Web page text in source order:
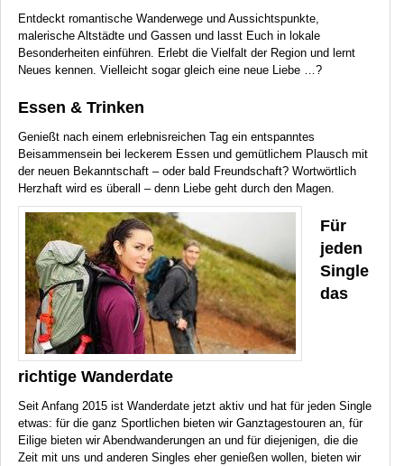
Entdeckt romantische Wanderwege und Aussichtspunkte,
malerische Altstädte und Gassen und lasst Euch in lokale
Besonderheiten einführen. Erlebt die Vielfalt der Region und lernt
Neues kennen. Vielleicht sogar gleich eine neue Liebe …?
Essen & Trinken
Genießt nach einem erlebnisreichen Tag ein entspanntes
Beisammensein bei leckerem Essen und gemütlichem Plausch mit
der neuen Bekanntschaft – oder bald Freundschaft? Wortwörtlich
Herzhaft wird es überall – denn Liebe geht durch den Magen.
Für
jeden
Single
das
richtige Wanderdate
Seit Anfang 2015 ist Wanderdate jetzt aktiv und hat für jeden Single
etwas: für die ganz Sportlichen bieten wir Ganztagestouren an, für
Eilige bieten wir Abendwanderungen an und für diejenigen, die die
Zeit mit uns und anderen Singles eher genießen wollen, bieten wir